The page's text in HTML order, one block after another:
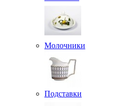
Молочники
Подставки